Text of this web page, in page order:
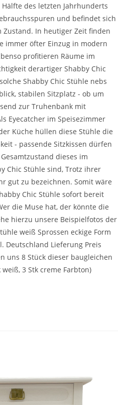
des letzten Jahrhunderts
und befindet sich
Zustand. In heutiger Zeit finden
immer öfter Einzug in modern
profitieren Räume im
derartiger Shabby Chic
Shabby Chic Stühle nebs
stabilen Sitzplatz - ob um
zur Truhenbank mit
Eyecatcher im Speisezimmer
Küche hüllen diese Stühle die
- passende Sitzkissen dürfen
dieses im
Chic Stühle sind, Trotz ihrer
gut zu bezeichnen. Somit wäre
Chic Stühle sofort bereit
die Muse hat, der könnte die
hierzu unsere Beispielfotos der
weiß Sprossen eckige Form
Deutschland Lieferung Preis
uns 8 Stück dieser baugleichen
3 Stk creme Farbton)